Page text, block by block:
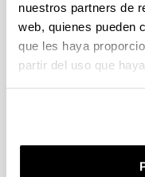
nuestros partners de
web, quienes pueden
que les haya
partir del uso que
Dirección y
MBA)
Digital
Empresa 4.0
Emprendimiento
Igualdad
Medio